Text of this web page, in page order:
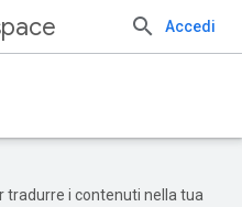
Accedi
tradurre i contenuti nella tua